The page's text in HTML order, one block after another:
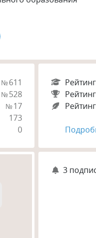
№611
№528
№17
173
0
3